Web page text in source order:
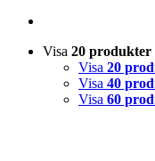
Visa 20 produkter
Visa 20
Visa 40
Visa 60